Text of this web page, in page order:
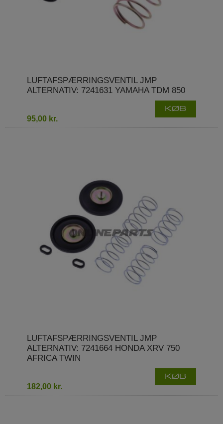
LUFTAFSPÆRRINGSVENTIL JMP
ALTERNATIV: 7241631 YAMAHA TDM 850
95,00 kr.
KØB
LUFTAFSPÆRRINGSVENTIL JMP
ALTERNATIV: 7241664 HONDA XRV 750
AFRICA TWIN
182,00 kr.
KØB